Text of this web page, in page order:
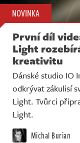
NOVINKA
První díl
Light
kreativitu
Dánské studio IO
odkrývat zákulisí
Light. Tvůrci
Light.
Michal Burian